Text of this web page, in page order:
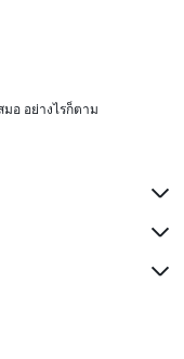
มอ อย่างไรก็ตาม